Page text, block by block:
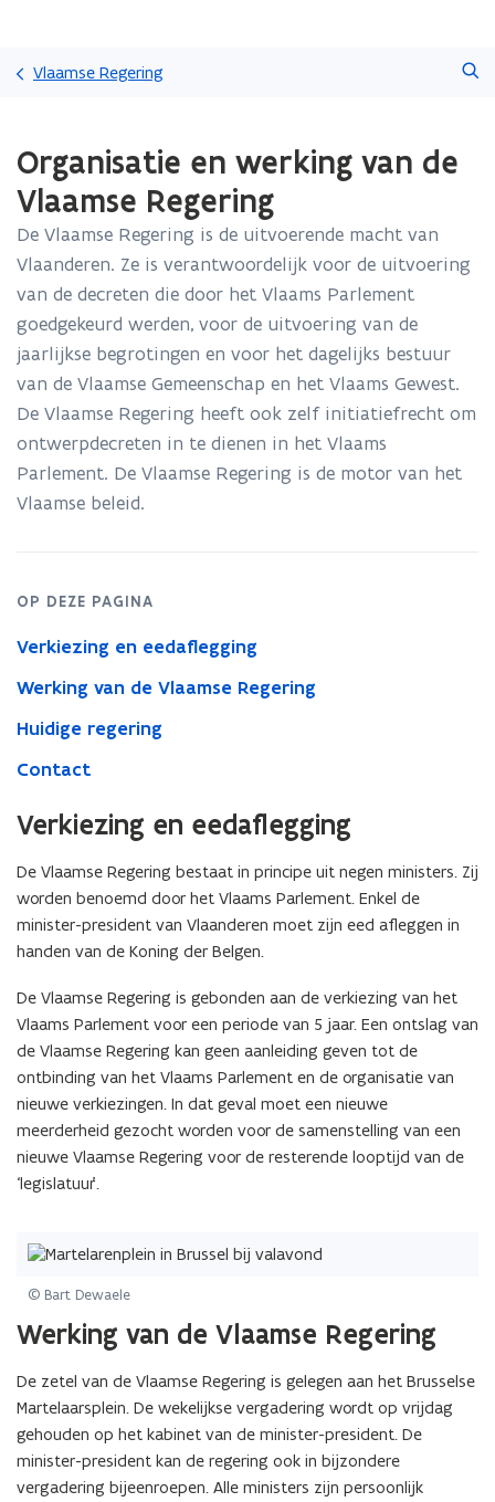
gaan
Vlaamse Regering
met
laden.
zich
op:
Organisatie
werking
van
de
Vlaamse
Organisatie en werking van de
Vlaamse Regering
De Vlaamse Regering is de uitvoerende macht van
Vlaanderen. Ze is verantwoordelijk voor de uitvoering
van de decreten die door het Vlaams Parlement
goedgekeurd werden, voor de uitvoering van de
jaarlijkse begrotingen en voor het dagelijks bestuur
van de Vlaamse Gemeenschap en het Vlaams Gewest.
De Vlaamse Regering heeft ook zelf initiatiefrecht om
ontwerpdecreten in te dienen in het Vlaams
Parlement. De Vlaamse Regering is de motor van het
Vlaamse beleid.
OP DEZE PAGINA
Verkiezing en eedaflegging
Werking van de Vlaamse Regering
Huidige regering
Contact
Verkiezing en eedaflegging
© Bart Dewaele
De Vlaamse Regering bestaat in principe uit negen ministers. Zij
worden benoemd door het Vlaams Parlement. Enkel de
minister-president van Vlaanderen moet zijn eed afleggen in
handen van de Koning der Belgen.
De Vlaamse Regering is gebonden aan de verkiezing van het
Vlaams Parlement voor een periode van 5 jaar. Een ontslag van
de Vlaamse Regering kan geen aanleiding geven tot de
ontbinding van het Vlaams Parlement en de organisatie van
nieuwe verkiezingen. In dat geval moet een nieuwe
meerderheid gezocht worden voor de samenstelling van een
nieuwe Vlaamse Regering voor de resterende looptijd van de
‘legislatuur’.
Werking van de Vlaamse Regering
De zetel van de Vlaamse Regering is gelegen aan het Brusselse
Martelaarsplein. De wekelijkse vergadering wordt op vrijdag
gehouden op het kabinet van de minister-president. De
minister-president kan de regering ook in bijzondere
vergadering bijeenroepen. Alle ministers zijn persoonlijk